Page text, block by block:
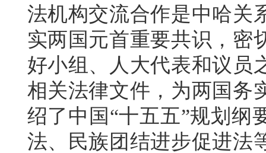
法机构交流合作是中哈关
实两国元首重要共识，密
好小组、人大代表和议员
相关法律文件，为两国务
绍了中国“十五五”规划纲
法、民族团结进步促进法